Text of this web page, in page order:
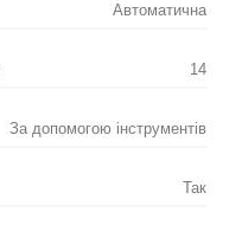
Автоматична
14
За допомогою інструментів
Так